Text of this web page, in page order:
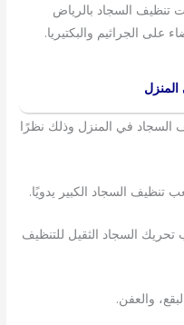
تنظيف السجاد بالرياض
على الجراثيم والبكتيريا.
في المنزل وذلك نظرًا
السجاد الكبير يدويًا.
السجاد الثقيل للتنظيف
والعفن.